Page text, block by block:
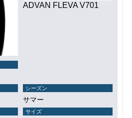
ADVAN FLEVA V701
シーズン
サマー
サイズ